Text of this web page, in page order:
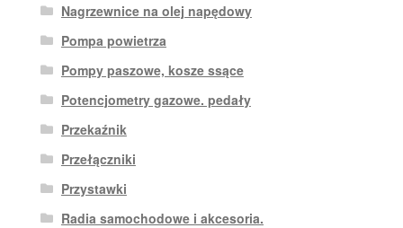
Nagrzewnice na olej napędowy
Pompa powietrza
Pompy paszowe, kosze ssące
Potencjometry gazowe. pedały
Przekaźnik
Przełączniki
Przystawki
Radia samochodowe i akcesoria.